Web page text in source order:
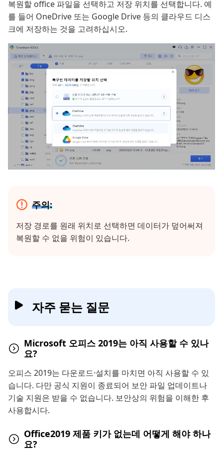
복원할 office 파일을 선택하고 저장 위치를 선택합니다. 예
를 들어 OneDrive 또는 Google Drive 등의 클라우드 디스
크에 저장하는 것을 고려하십시오.
주의:
저장 경로를 원래 위치로 선택하면 데이터가 덮어써져
복원할 수 없을 위험이 있습니다.
자주 묻는 질문
Microsoft 오피스 2019는 아직 사용할 수 있나
요?
오피스 2019는 다운로드·설치를 마치면 아직 사용할 수 있
습니다. 다만 공식 지원이 종료되어 보안 파일 업데이트나
기술 지원은 받을 수 없습니다. 보안상의 위험을 이해한 후
사용합시다.
Office2019 제품 키가 없는데 어떻게 해야 하나
요?